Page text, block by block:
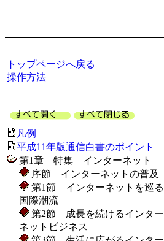
トップページへ戻る
操作方法
凡例
平成11年版通信白書のポイント
第1章 特集 インターネット
序節 インターネットの普及
第1節 インターネットを巡る
国際潮流
第2節 成長を続けるインター
ネットビジネス